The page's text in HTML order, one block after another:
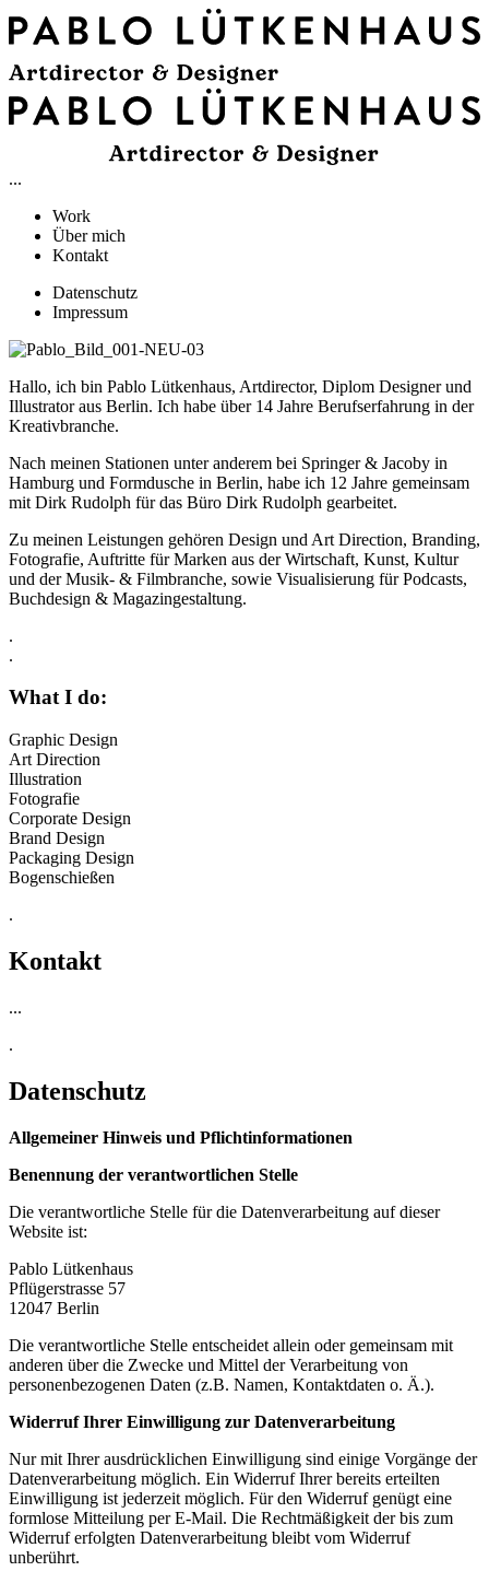
...
Work
Über mich
Kontakt
Datenschutz
Impressum
Hallo, ich bin Pablo Lütkenhaus, Artdirector, Diplom Designer und
Illustrator aus Berlin. Ich habe über 14 Jahre Berufserfahrung in der
Kreativbranche.
Nach meinen Stationen unter anderem bei Springer & Jacoby in
Hamburg und Formdusche in Berlin, habe ich 12 Jahre gemeinsam
mit Dirk Rudolph für das Büro Dirk Rudolph gearbeitet.
Zu meinen Leistungen gehören Design und Art Direction, Branding,
Fotografie, Auftritte für Marken aus der Wirtschaft, Kunst, Kultur
und der Musik- & Filmbranche, sowie Visualisierung für Podcasts,
Buchdesign & Magazingestaltung.
.
.
What I do:
Graphic Design
Art Direction
Illustration
Fotografie
Corporate Design
Brand Design
Packaging Design
Bogenschießen
.
Kontakt
...
.
Datenschutz
Allgemeiner Hinweis und Pflichtinformationen
Benennung der verantwortlichen Stelle
Die verantwortliche Stelle für die Datenverarbeitung auf dieser
Website ist:
Pablo Lütkenhaus
Pflügerstrasse 57
12047 Berlin
Die verantwortliche Stelle entscheidet allein oder gemeinsam mit
anderen über die Zwecke und Mittel der Verarbeitung von
personenbezogenen Daten (z.B. Namen, Kontaktdaten o. Ä.).
Widerruf Ihrer Einwilligung zur Datenverarbeitung
Nur mit Ihrer ausdrücklichen Einwilligung sind einige Vorgänge der
Datenverarbeitung möglich. Ein Widerruf Ihrer bereits erteilten
Einwilligung ist jederzeit möglich. Für den Widerruf genügt eine
formlose Mitteilung per E-Mail. Die Rechtmäßigkeit der bis zum
Widerruf erfolgten Datenverarbeitung bleibt vom Widerruf
unberührt.